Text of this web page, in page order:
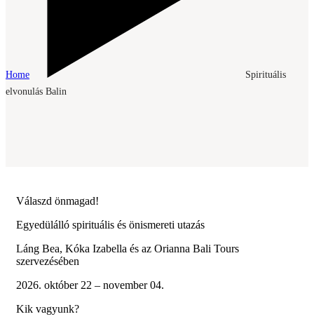
Home
Spirituális
elvonulás Balin
Válaszd önmagad!
Egyedülálló spirituális és önismereti utazás
Láng Bea, Kóka Izabella és az Orianna Bali Tours
szervezésében
2026. október 22 – november 04.
Kik vagyunk?